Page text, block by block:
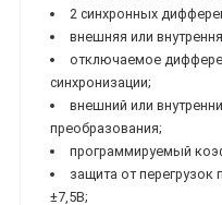
2 синхронных
внешняя или
отключаемое
синхронизации;
внешний или
преобразования;
программируемый
защита от
±7,5В;